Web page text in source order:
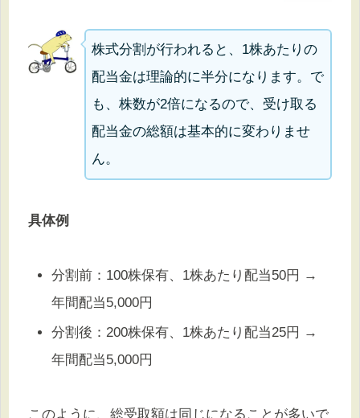
株式分割が行われると、1株あたりの
配当金は理論的に半分になります。で
も、株数が2倍になるので、受け取る
配当金の総額は基本的に変わりませ
ん。
具体例
分割前：100株保有、1株あたり配当50円 →
年間配当5,000円
分割後：200株保有、1株あたり配当25円 →
年間配当5,000円
このように、総受取額は同じになることが多いで